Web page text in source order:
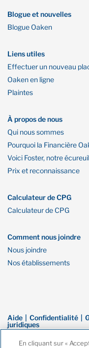
Blogue et nouvelles
Blogue Oaken
Liens utiles
Effectuer un nouveau
Oaken en ligne
Plaintes
À propos de nous
Qui nous sommes
Pourquoi la Financière
Voici Foster, notre écureuil
Prix et reconnaissance
Calculateur de CPG
Calculateur de CPG
Comment nous joindre
Nous joindre
Nos établissements
Aide Confidentialité
juridiques
En cliquant sur «